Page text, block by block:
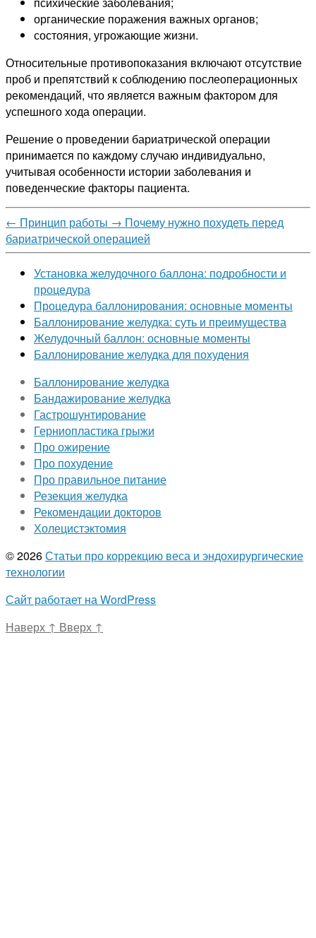
органические поражения важных органов;
состояния, угрожающие жизни.
Относительные противопоказания включают отсутствие
проб и препятствий к соблюдению послеоперационных
рекомендаций, что является важным фактором для
успешного хода операции.
Решение о проведении бариатрической операции
принимается по каждому случаю индивидуально,
учитывая особенности истории заболевания и
поведенческие факторы пациента.
← Принцип работы → Почему нужно похудеть перед
бариатрической операцией
Установка желудочного баллона: подробности и
процедура
Процедура баллонирования: основные моменты
Баллонирование желудка: суть и преимущества
Желудочный баллон: основные моменты
Баллонирование желудка для похудения
Баллонирование желудка
Бандажирование желудка
Гастрошунтирование
Герниопластика грыжи
Про ожирение
Про похудение
Про правильное питание
Резекция желудка
Рекомендации докторов
Холецистэктомия
© 2026Статьи про коррекцию веса и эндохирургические
технологии
Сайт работает на WordPress
Наверх ↑ Вверх ↑